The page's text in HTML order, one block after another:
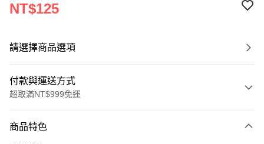
NT$125
請選擇商品選項
付款與運送方式
超取滿NT$999免運
信用卡一次付款
商品特色